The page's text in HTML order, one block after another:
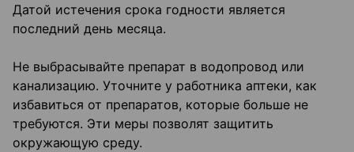
Датой истечения срока годности является
последний день месяца.
Не выбрасывайте препарат в водопровод или
канализацию. Уточните у работника аптеки, как
избавиться от препаратов, которые больше не
требуются. Эти меры позволят защитить
окружающую среду.